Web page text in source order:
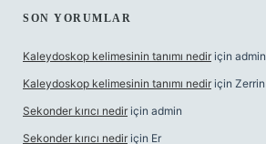
SON YORUMLAR
Kaleydoskop kelimesinin tanımı nedir için admin
Kaleydoskop kelimesinin tanımı nedir için Zerrin
Sekonder kırıcı nedir için admin
Sekonder kırıcı nedir için Er